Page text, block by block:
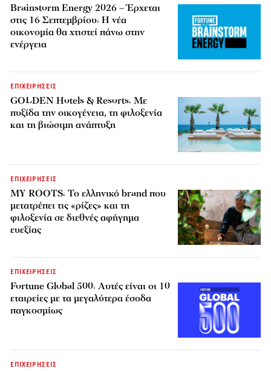
Brainstorm Energy 2026 – Έρχεται
στις 16 Σεπτεμβρίου: Η νέα
οικονομία θα χτιστεί πάνω στην
ενέργεια
ΕΠΙΧΕΙΡΗΣΕΙΣ
GOLDEN Hotels & Resorts: Με
πυξίδα την οικογένεια, τη φιλοξενία
και τη βιώσιμη ανάπτυξη
ΕΠΙΧΕΙΡΗΣΕΙΣ
MY ROOTS: Το ελληνικό brand που
μετατρέπει τις «ρίζες» και τη
φιλοξενία σε διεθνές αφήγημα
ευεξίας
ΕΠΙΧΕΙΡΗΣΕΙΣ
Fortune Global 500: Αυτές είναι οι 10
εταιρείες με τα μεγαλύτερα έσοδα
παγκοσμίως
ΕΠΙΧΕΙΡΗΣΕΙΣ